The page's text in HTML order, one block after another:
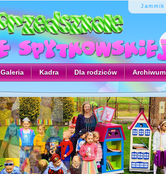
Jammik
Galeria Kadra Dla rodziców Archiwum